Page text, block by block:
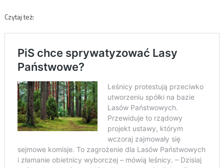
Czytaj też: